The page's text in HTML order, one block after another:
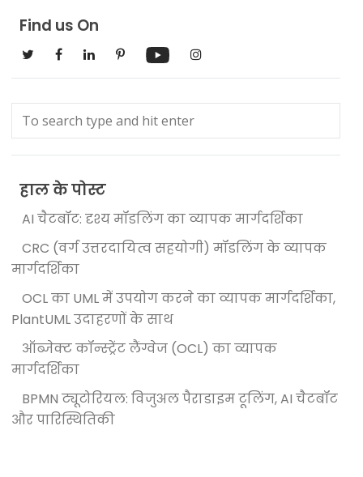
Find us On
हाल के पोस्ट
AI चैटबॉट: दृश्य मॉडलिंग का व्यापक मार्गदर्शिका
CRC (वर्ग उत्तरदायित्व सहयोगी) मॉडलिंग के व्यापक
मार्गदर्शिका
OCL का UML में उपयोग करने का व्यापक मार्गदर्शिका,
PlantUML उदाहरणों के साथ
ऑब्जेक्ट कॉन्स्ट्रेंट लैंग्वेज (OCL) का व्यापक
मार्गदर्शिका
BPMN ट्यूटोरियल: विजुअल पैराडाइम टूलिंग, AI चैटबॉट
और पारिस्थितिकी